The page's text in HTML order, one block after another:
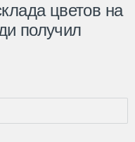
цветов на
получил